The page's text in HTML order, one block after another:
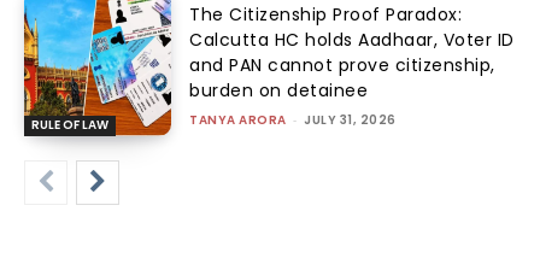
RULE OF LAW
The Citizenship Proof Paradox:
Calcutta HC holds Aadhaar, Voter ID
and PAN cannot prove citizenship,
burden on detainee
TANYA ARORA - JULY 31, 2026